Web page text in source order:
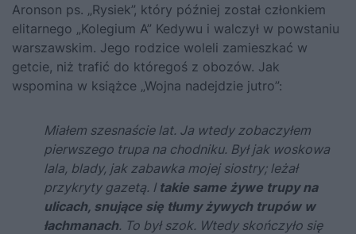
Aronson ps. „Rysiek”, który później został członkiem
elitarnego „Kolegium A” Kedywu i walczył w powstaniu
warszawskim. Jego rodzice woleli zamieszkać w
getcie, niż trafić do któregoś z obozów. Jak
wspomina w książce „Wojna nadejdzie jutro”:
Miałem szesnaście lat. Ja wtedy zobaczyłem
pierwszego trupa na chodniku. Był jak woskowa
lala, blady, jak zabawka mojej siostry; leżał
przykryty gazetą. Itakie same żywe trupy na
ulicach, snujące się tłumy żywych trupów w
łachmanach. To był szok. Wtedy skończyło się